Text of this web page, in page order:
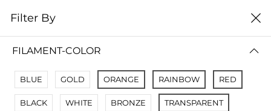
0
цена от низкой к
No Results
Not Found Filters1
Not Found Filters2
Filter By
FILAMENT-COLOR
BLUE GOLD ORANGE RAINBOW RED
BLACK WHITE BRONZE TRANSPARENT